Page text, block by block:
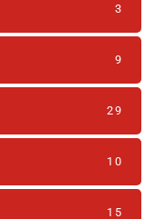
3
9
29
10
15